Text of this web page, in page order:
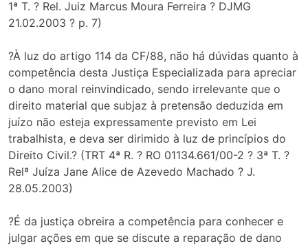
1ª T. ? Rel. Juiz Marcus Moura Ferreira ? DJMG
21.02.2003 ? p. 7)
?À luz do artigo 114 da CF/88, não há dúvidas quanto à
competência desta Justiça Especializada para apreciar
o dano moral reinvindicado, sendo irrelevante que o
direito material que subjaz à pretensão deduzida em
juízo não esteja expressamente previsto em Lei
trabalhista, e deva ser dirimido à luz de princípios do
Direito Civil.? (TRT 4ª R. ? RO 01134.661/00-2 ? 3ª T. ?
Relª Juíza Jane Alice de Azevedo Machado ? J.
28.05.2003)
?É da justiça obreira a competência para conhecer e
julgar ações em que se discute a reparação de dano